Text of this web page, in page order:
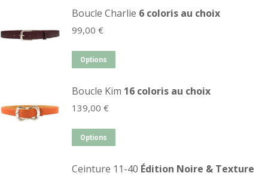
Boucle Charlie 6 coloris au choix
99,00 €
Options
Boucle Kim 16 coloris au choix
139,00 €
Options
Ceinture 11-40 Édition Noire & Texture